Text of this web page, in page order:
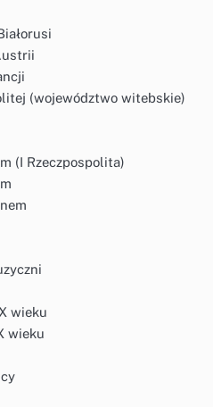
(województwo witebskie)
(I Rzeczpospolita)
wieku
wieku